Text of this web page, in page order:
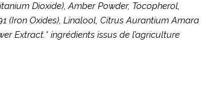
Dioxide), Amber Powder, Tocopherol,
(Iron Oxides), Linalool, Citrus Aurantium Amara
Extract.* ingrédients issus de l’agriculture